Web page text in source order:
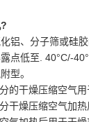
铝、分子筛或硅
点低至. 40°C/-
型。
的干燥压缩空气用
干燥压缩空气加热